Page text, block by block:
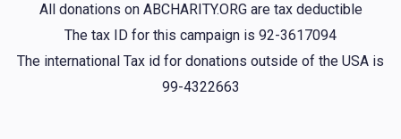
All donations on ABCHARITY.ORG are tax deductible
The tax ID for this campaign is 92-3617094
The international Tax id for donations outside of the USA is
99-4322663